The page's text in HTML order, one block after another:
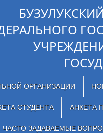
ОРГАНИЗАЦИИ
СТУДЕНТА АНКЕТА
ЧАСТО ЗАДАВАЕМЫЕ